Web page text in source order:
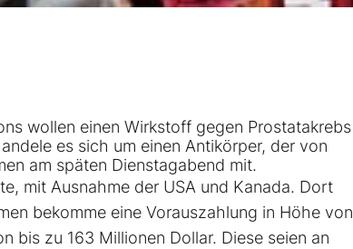
wollen einen Wirkstoff gegen Prostatakrebs
es sich um einen Antikörper, der von
am späten Dienstagabend mit.
mit Ausnahme der USA und Kanada. Dort
bekomme eine Vorauszahlung in Höhe von
bis zu 163 Millionen Dollar. Diese seien an